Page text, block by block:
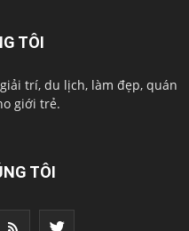
TÔI
trí, du lịch, làm đẹp, quán
giới trẻ.
TÔI